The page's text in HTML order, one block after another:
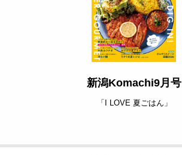
新潟Komachi9月号
「I LOVE 夏ごはん」